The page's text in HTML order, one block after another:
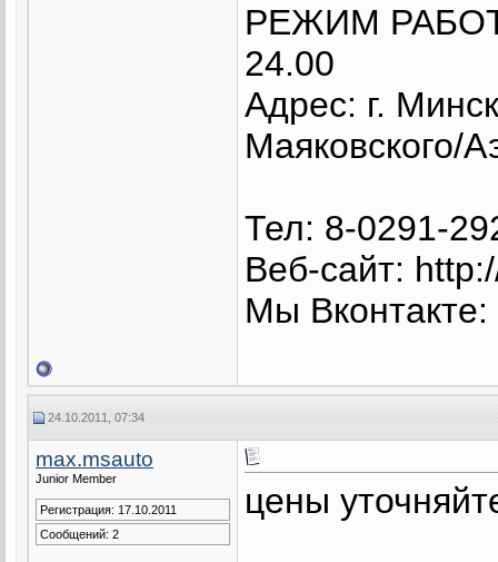
РЕЖИМ
24.00
Адрес: г.
Маяковского/
Тел: 8-0291-
Веб-сайт:
Мы
24.10.2011, 07:34
max.msauto
Junior Member
Регистрация: 17.10.2011
Сообщений: 2
цены